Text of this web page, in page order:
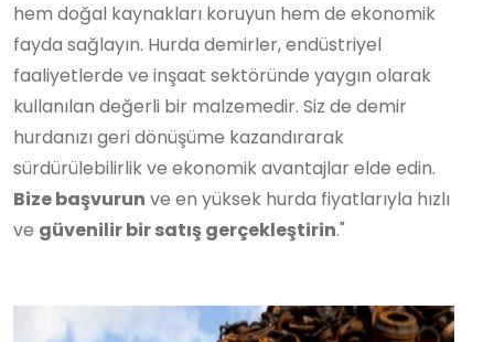
hem doğal kaynakları koruyun hem de ekonomik
fayda sağlayın. Hurda demirler, endüstriyel
faaliyetlerde ve inşaat sektöründe yaygın olarak
kullanılan değerli bir malzemedir. Siz de demir
hurdanızı geri dönüşüme kazandırarak
sürdürülebilirlik ve ekonomik avantajlar elde edin.
Bize başvurun ve en yüksek hurda fiyatlarıyla hızlı
ve güvenilir bir satış gerçekleştirin."